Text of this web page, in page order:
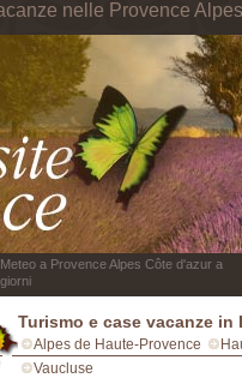
nelle Provence
a Provence Alpes Côte d'azur a
Turismo e case vacanze in
Alpes de Haute-Provence
Vaucluse